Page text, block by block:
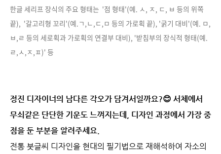
한글 세리프 장식의 주요 형태는 '점 형태'(예. ㅅ, ㅈ, ㄷ, ㅂ 등의 위쪽
끝), '갈고리형 꼬리'(예.ㄱ,ㄴ,ㄷ,ㅁ 등의 가로획 끝), '굵기 대비'(예. ㅁ,
ㅂ,ㄹ 등의 세로획과 가로획의 연결부 대비), '받침부의 장식적 형태(예.
ㄹ,ㅅ,ㅈ,ㅍ)' 등
정진 디자이너의 남다른 각오가 담겨서일까요?😊 서체에서
무쇠같은 단단한 기운도 느껴지는데,
디자인 과정에서 가장 중
점을 둔 부분을 알려주세요.
전통 붓글씨 디자인을 현대의 필기법으로 재해석하여 자소의